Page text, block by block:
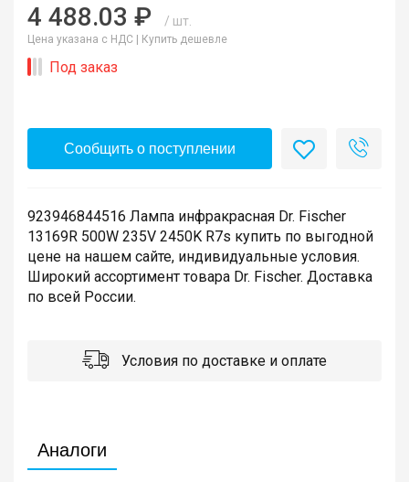
4 488.03 ₽ / шт.
Цена указана с НДС | Купить дешевле
Под заказ
Сообщить о поступлении
923946844516 Лампа инфракрасная Dr. Fischer
13169R 500W 235V 2450K R7s купить по выгодной
цене на нашем сайте, индивидуальные условия.
Широкий ассортимент товара Dr. Fischer. Доставка
по всей России.
Условия по доставке и оплате
Аналоги